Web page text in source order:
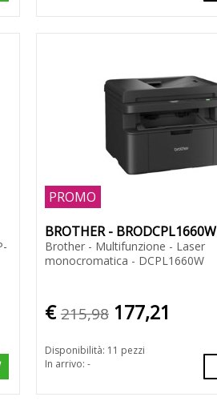
BROTHER - BRODCPL1660W
Brother - Multifunzione - Laser
monocromatica - DCPL1660W
€215,98177,21
PROMO
Disponibilità: 11 pezzi
In arrivo: -